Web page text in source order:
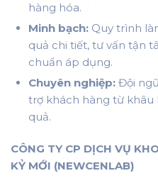
hàng hóa.
Minh bạch: Quy trình
quả chi tiết, tư vấn tận
chuẩn áp dụng.
Chuyên nghiệp: Đội
trợ khách hàng từ khâu
quả.
CÔNG TY CP DỊCH VỤ
KỶ MỚI (NEWCENLAB)